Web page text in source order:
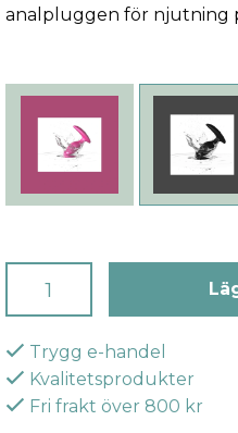
analpluggen för njutning
Trygg e-handel
Kvalitetsprodukter
Fri frakt över 800 kr